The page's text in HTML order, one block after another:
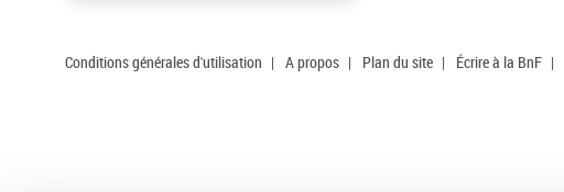
Conditions générales d'utilisation | A propos | Plan du site | Écrire à la BnF |